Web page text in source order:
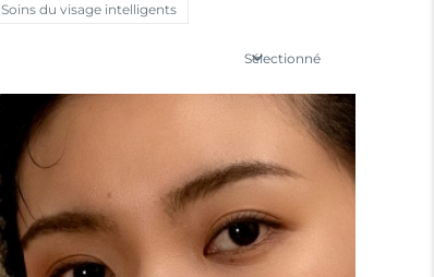
Soins du visage intelligents
Sélectionné